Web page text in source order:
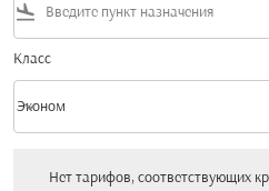
flight_land
Класс
Класс option Эконом Selected
Эконом
keyboard_arrow_down
Нет тарифов, соответствующих